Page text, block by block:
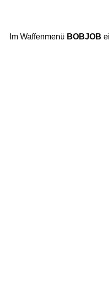
Im Waffenmenü BOBJOB